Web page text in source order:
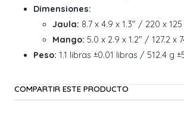
Dimensiones:
Jaula: 8.7 x 4.9 x 1.3" / 220 x
Mango: 5.0 x 2.9 x 1.2" / 127.2 x
Peso: 1.1 libras ±0.01 libras / 512.4 g
COMPARTIR ESTE PRODUCTO